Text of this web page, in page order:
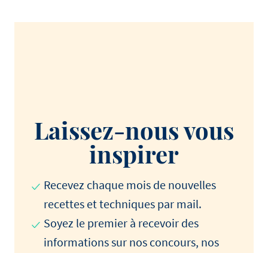
Laissez-nous vous
inspirer
Recevez chaque mois de nouvelles
recettes et techniques par mail.
Soyez le premier à recevoir des
informations sur nos concours, nos